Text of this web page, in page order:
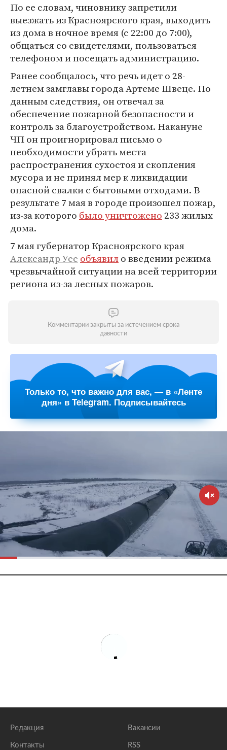
По ее словам, чиновнику запретили
выезжать из Красноярского края, выходить
из дома в ночное время (с 22:00 до 7:00),
общаться со свидетелями, пользоваться
телефоном и посещать администрацию.
Ранее сообщалось, что речь идет о 28-
летнем замглавы города Артеме Швеце. По
данным следствия, он отвечал за
обеспечение пожарной безопасности и
контроль за благоустройством. Накануне
ЧП он проигнорировал письмо о
необходимости убрать места
распространения сухостоя и скопления
мусора и не принял мер к ликвидации
опасной свалки с бытовыми отходами. В
результате 7 мая в городе произошел пожар,
из-за которого было уничтожено233 жилых
дома.
7 мая губернатор Красноярского края
Александр Усс объявило введении режима
чрезвычайной ситуации на всей территории
региона из-за лесных пожаров.
Комментарии закрыты за истечением срока
давности
Только то, что важно для вас, — в «Ленте
дня» в Telegram. Подписывайтесь
Редакция
Контакты
Вакансии
RSS